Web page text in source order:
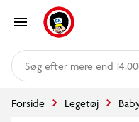
mere end
Forside Legetøj